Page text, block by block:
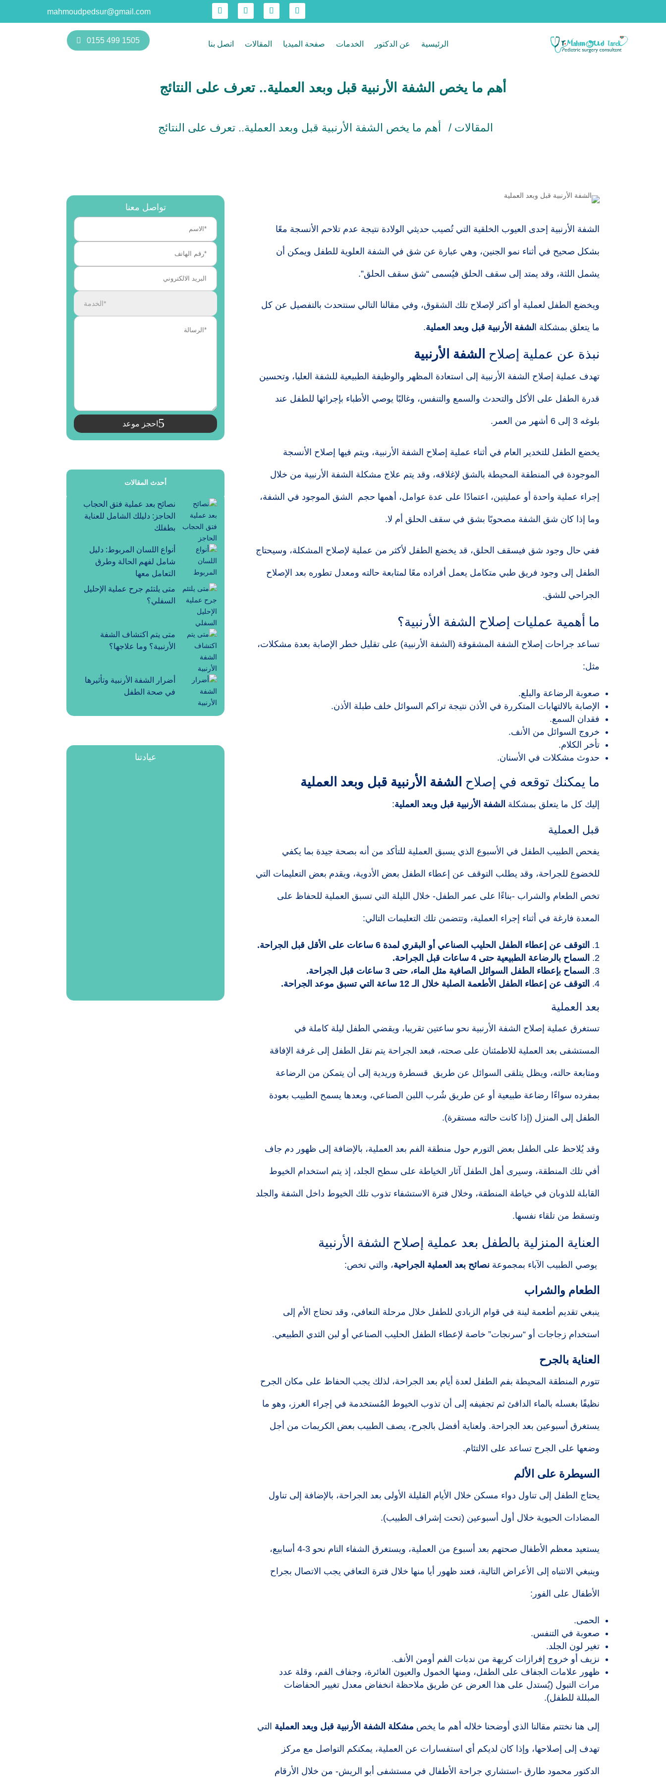
mahmoudpedsur@gmail.com
0155 499 1505 الرئيسية عن الدكتور الخدمات صفحة الميديا المقالات اتصل بنا
أهم ما يخص الشفة الأرنبية قبل وبعد العملية.. تعرف على النتائج
المقالات / أهم ما يخص الشفة الأرنبية قبل وبعد العملية.. تعرف على النتائج
تواصل معنا
احجز موعد
أحدث المقالات
نصائح بعد عملية فتق الحجاب
الحاجز: دليلك الشامل للعناية
بطفلك
أنواع اللسان المربوط: دليل
شامل لفهم الحالة وطرق
التعامل معها
متى يلتئم جرح عملية الإحليل
السفلي؟
متى يتم اكتشاف الشفة
الأرنبية؟ وما علاجها؟
أضرار الشفة الأرنبية وتأثيرها
في صحة الطفل
عيادتنا
الشفة الأرنبية إحدى العيوب الخلقية التي تُصيب حديثي الولادة نتيجة عدم تلاحم الأنسجة معًا
بشكل صحيح في أثناء نمو الجنين، وهي عبارة عن شق في الشفة العلوية للطفل ويمكن أن
يشمل اللثة، وقد يمتد إلى سقف الحلق فيُسمى “شق سقف الحلق”.
ويخضع الطفل لعملية أو أكثر لإصلاح تلك الشقوق، وفي مقالنا التالي سنتحدث بالتفصيل عن كل
ما يتعلق بمشكلة الشفة الأرنبية قبل وبعد العملية.
نبذة عن عملية إصلاح الشفة الأرنبية
تهدف عملية إصلاح الشفة الأرنبية إلى استعادة المظهر والوظيفة الطبيعية للشفة العليا، وتحسين
قدرة الطفل على الأكل والتحدث والسمع والتنفس، وغالبًا يوصي الأطباء بإجرائها للطفل عند
بلوغه 3 إلى 6 أشهر من العمر.
يخضع الطفل للتخدير العام في أثناء عملية إصلاح الشفة الأرنبية، ويتم فيها إصلاح الأنسجة
الموجودة في المنطقة المحيطة بالشق لإغلاقه، وقد يتم علاج مشكلة الشفة الأرنبية من خلال
إجراء عملية واحدة أو عمليتين، اعتمادًا على عدة عوامل، أهمها حجم الشق الموجود في الشفة،
وما إذا كان شق الشفة مصحوبًا بشق في سقف الحلق أم لا.
ففي حال وجود شق فيسقف الحلق، قد يخضع الطفل لأكثر من عملية لإصلاح المشكلة، وسيحتاج
الطفل إلى وجود فريق طبي متكامل يعمل أفراده معًا لمتابعة حالته ومعدل تطوره بعد الإصلاح
الجراحي للشق.
ما أهمية عمليات إصلاح الشفة الأرنبية؟
تساعد جراحات إصلاح الشفة المشقوقة (الشفة الأرنبية) على تقليل خطر الإصابة بعدة مشكلات،
مثل:
صعوبة الرضاعة والبلع.
الإصابة بالالتهابات المتكررة في الأذن نتيجة تراكم السوائل خلف طبلة الأذن.
فقدان السمع.
خروج السوائل من الأنف.
تأخر الكلام.
حدوث مشكلات في الأسنان.
ما يمكنك توقعه في إصلاح الشفة الأرنبية قبل وبعد العملية
إليك كل ما يتعلق بمشكلة الشفة الأرنبية قبل وبعد العملية:
قبل العملية
يفحص الطبيب الطفل في الأسبوع الذي يسبق العملية للتأكد من أنه بصحة جيدة بما يكفي
للخضوع للجراحة، وقد يطلب التوقف عن إعطاء الطفل بعض الأدوية، ويقدم بعض التعليمات التي
تخص الطعام والشراب -بناءًا على عمر الطفل- خلال الليلة التي تسبق العملية للحفاظ على
المعدة فارغة في أثناء إجراء العملية، وتتضمن تلك التعليمات التالي:
التوقف عن إعطاء الطفل الحليب الصناعي أو البقري لمدة 6 ساعات على الأقل قبل الجراحة.
السماح بالرضاعة الطبيعية حتى 4 ساعات قبل الجراحة.
السماح بإعطاء الطفل السوائل الصافية مثل الماء، حتى 3 ساعات قبل الجراحة.
التوقف عن إعطاء الطفل الأطعمة الصلبة خلال الـ 12 ساعة التي تسبق موعد الجراحة.
بعد العملية
تستغرق عملية إصلاح الشفة الأرنبية نحو ساعتين تقريبا، ويقضي الطفل ليلة كاملة في
المستشفى بعد العملية للاطمئنان على صحته، فبعد الجراحة يتم نقل الطفل إلى غرفة الإفاقة
ومتابعة حالته، ويظل يتلقى السوائل عن طريق قسطرة وريدية إلى أن يتمكن من الرضاعة
بمفرده سواءًا رضاعة طبيعية أو عن طريق شُرب اللبن الصناعي، وبعدها يسمح الطبيب بعودة
الطفل إلى المنزل (إذا كانت حالته مستقرة).
وقد يُلاحظ على الطفل بعض التورم حول منطقة الفم بعد العملية، بالإضافة إلى ظهور دم جاف
أفي تلك المنطقة، وسيرى أهل الطفل آثار الخياطة على سطح الجلد، إذ يتم استخدام الخيوط
القابلة للذوبان في خياطة المنطقة، وخلال فترة الاستشفاء تذوب تلك الخيوط داخل الشفة والجلد
وتسقط من تلقاء نفسها.
العناية المنزلية بالطفل بعد عملية إصلاح الشفة الأرنبية
يوصي الطبيب الآباء بمجموعةنصائح بعد العملية الجراحية، والتي تخص:
الطعام والشراب
ينبغي تقديم أطعمة لينة في قوام الزبادي للطفل خلال مرحلة التعافي، وقد تحتاج الأم إلى
استخدام زجاجات أو “سرنجات” خاصة لإعطاء الطفل الحليب الصناعي أو لبن الثدي الطبيعي.
العناية بالجرح
تتورم المنطقة المحيطة بفم الطفل لعدة أيام بعد الجراحة، لذلك يجب الحفاظ على مكان الجرح
نظيفًا بغسله بالماء الدافئ ثم تجفيفه إلى أن تذوب الخيوط المُستخدمة في إجراء الغرز، وهو ما
يستغرق أسبوعين بعد الجراحة. ولعناية أفضل بالجرح، يصف الطبيب بعض الكريمات من أجل
وضعها على الجرح تساعد على الالتئام.
السيطرة على الألم
يحتاج الطفل إلى تناول دواء مسكن خلال الأيام القليلة الأولى بعد الجراحة، بالإضافة إلى تناول
المضادات الحيوية خلال أول أسبوعين (تحت إشراف الطبيب).
يستعيد معظم الأطفال صحتهم بعد أسبوع من العملية، ويستغرق الشفاء التام نحو 3-4 أسابيع،
وينبغي الانتباه إلى الأعراض التالية، فعند ظهور أيا منها خلال فترة التعافي يجب الاتصال بجراح
الأطفال على الفور:
الحمى.
صعوبة في التنفس.
تغير لون الجلد.
نزيف أو خروج إفرازات كريهة من ندبات الفم أومن الأنف.
ظهور علامات الجفاف على الطفل، ومنها الخمول والعيون الغائرة، وجفاف الفم، وقلة عدد
مرات التبول (يُستدل على هذا العرض عن طريق ملاحظة انخفاض معدل تغيير الحفاضات
المبللة للطفل).
إلى هنا نختتم مقالنا الذي أوضحنا خلاله أهم ما يخص مشكلة الشفة الأرنبية قبل وبعد العملية التي
تهدف إلى إصلاحها، وإذا كان لديكم أي استفسارات عن العملية، يمكنكم التواصل مع مركز
الدكتور محمود طارق -استشاري جراحة الأطفال في مستشفى أبو الريش- من خلال الأرقام